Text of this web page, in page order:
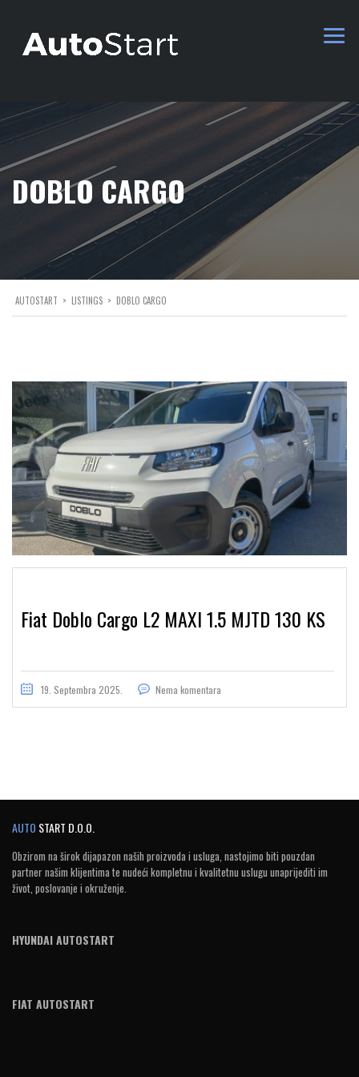
DOBLO CARGO
AUTOSTART > LISTINGS > DOBLO CARGO
Fiat Doblo Cargo L2 MAXI 1.5 MJTD 130 KS
19. Septembra 2025. Nema komentara
AUTO START D.O.O.
Obzirom na širok dijapazon naših proizvoda i usluga, nastojimo biti pouzdan
partner našim klijentima te nudeći kompletnu i kvalitetnu uslugu unaprijediti im
život, poslovanje i okruženje.
HYUNDAI AUTOSTART
FIAT AUTOSTART